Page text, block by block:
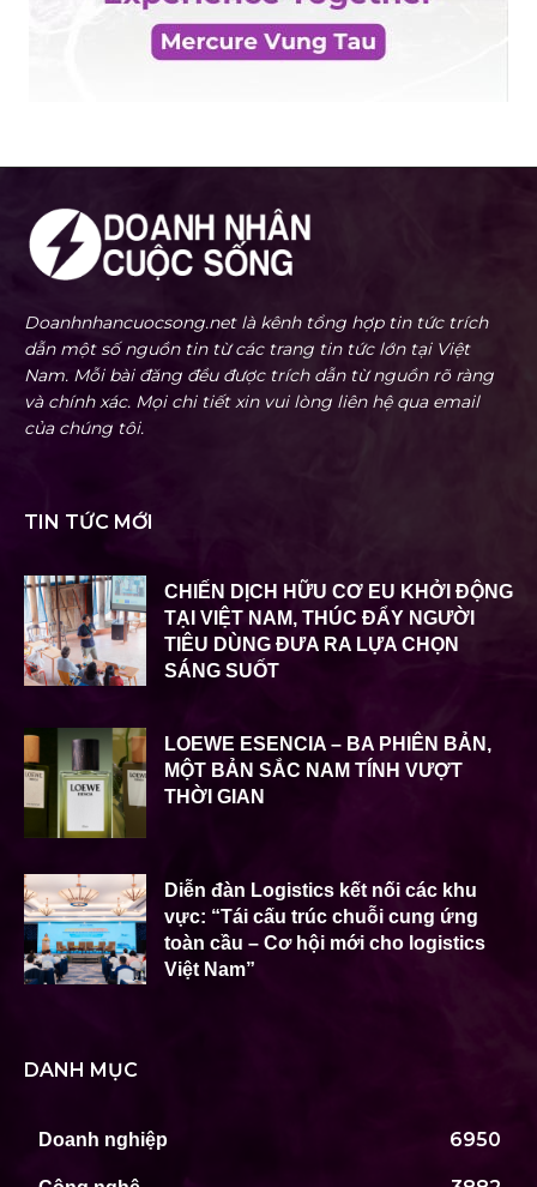
Doanhnhancuocsong.net là kênh tổng hợp tin tức trích
dẫn một số nguồn tin từ các trang tin tức lớn tại Việt
Nam. Mỗi bài đăng đều được trích dẫn từ nguồn rõ ràng
và chính xác. Mọi chi tiết xin vui lòng liên hệ qua email
của chúng tôi.
TIN TỨC MỚI
CHIẾN DỊCH HỮU CƠ EU KHỞI ĐỘNG
TẠI VIỆT NAM, THÚC ĐẨY NGƯỜI
TIÊU DÙNG ĐƯA RA LỰA CHỌN
SÁNG SUỐT
LOEWE ESENCIA – BA PHIÊN BẢN,
MỘT BẢN SẮC NAM TÍNH VƯỢT
THỜI GIAN
Diễn đàn Logistics kết nối các khu
vực: “Tái cấu trúc chuỗi cung ứng
toàn cầu – Cơ hội mới cho logistics
Việt Nam”
DANH MỤC
Doanh nghiệp 6950